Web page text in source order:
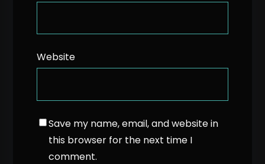
Website
Save my name, email, and website in
this browser for the next time I
comment.